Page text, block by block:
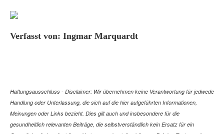
Verfasst von: Ingmar Marquardt
Haftungsausschluss - Disclaimer: Wir übernehmen keine Verantwortung für jedwede
Handlung oder Unterlassung, die sich auf die hier aufgeführten Informationen,
Meinungen oder Links bezieht. Dies gilt auch und insbesondere für die
gesundheitlich relevanten Beiträge, die selbstverständlich kein Ersatz für ein